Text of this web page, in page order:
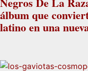
álbum que
latino en una